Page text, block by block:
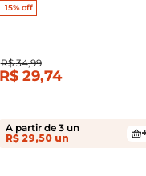
15%off
R$ 34,99
R$ 29,74
A partir de 3un
R$ 29,50un +